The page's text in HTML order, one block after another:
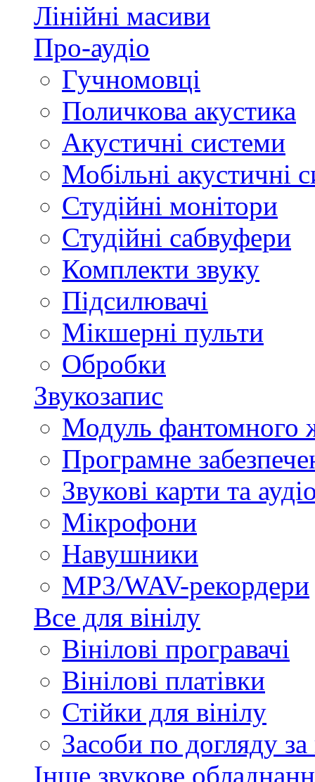
Лінійні масиви
Про-аудіо
Гучномовці
Поличкова акустика
Акустичні системи
Мобільні акустичні
Студійні монітори
Студійні сабвуфери
Комплекти звуку
Підсилювачі
Мікшерні пульти
Обробки
Звукозапис
Модуль фантомного
Програмне
Звукові карти та
Мікрофони
Навушники
MP3/WAV-рекордери
Все для вінілу
Вінілові програвачі
Вінілові платівки
Стійки для вінілу
Засоби по догляду за
Інше звукове